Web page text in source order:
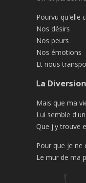
Pourvu qu'elle
Nos désirs
Nos peurs
Nos émotions
Et nous
La Diversion
Mais que ma
Lui semble
Que j'y trouve
Pour que je ne
Le mur de ma